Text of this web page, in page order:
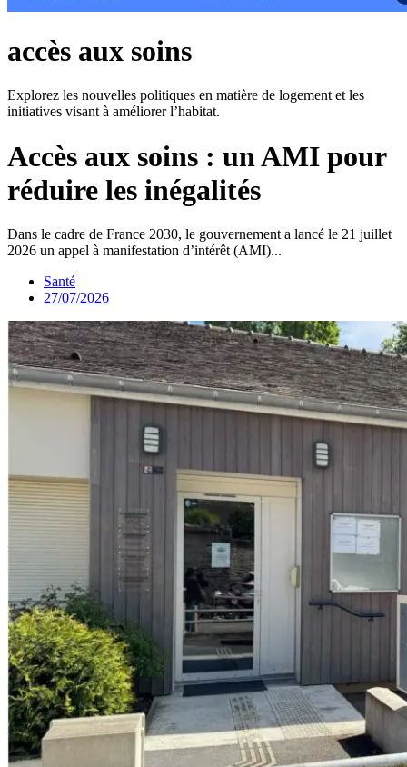
accès aux soins
Explorez les nouvelles politiques en matière de logement et les
initiatives visant à améliorer l’habitat.
Accès aux soins : un AMI pour
réduire les inégalités
Dans le cadre de France 2030, le gouvernement a lancé le 21 juillet
2026 un appel à manifestation d’intérêt (AMI)...
Santé
27/07/2026